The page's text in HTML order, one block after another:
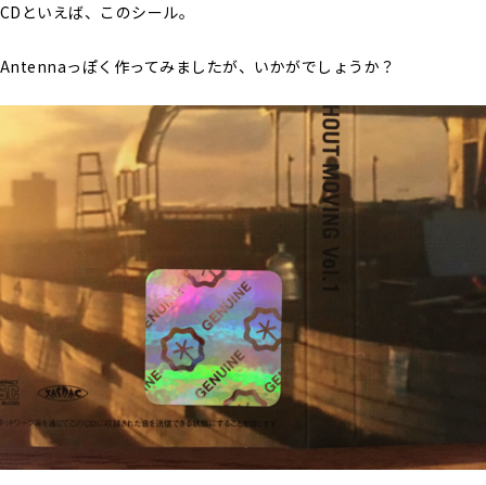
CDといえば、このシール。
Antennaっぽく作ってみましたが、いかがでしょうか？